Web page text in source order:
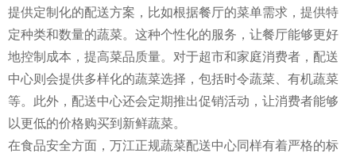
提供定制化的配送方案，比如根据餐厅的菜单需求，提供特
定种类和数量的蔬菜。这种个性化的服务，让餐厅能够更好
地控制成本，提高菜品质量。对于超市和家庭消费者，配送
中心则会提供多样化的蔬菜选择，包括时令蔬菜、有机蔬菜
等。此外，配送中心还会定期推出促销活动，让消费者能够
以更低的价格购买到新鲜蔬菜。
在食品安全方面，万江正规蔬菜配送中心同样有着严格的标